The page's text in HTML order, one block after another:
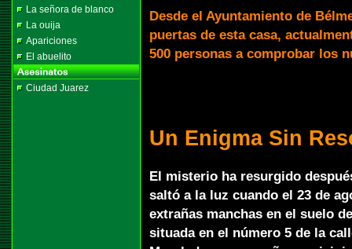
La señora de blanco
La ouija
Apariciones
El abuelito
Ciudad Juarez
Desde el Ayuntamiento de
puertas de esta casa,
500 personas a comprobar los
Un Enigma Sin
El misterio ha resurgido
saltó a la luz cuando el 23 de
extrañas manchas en el suelo
situada en el número 5 de la